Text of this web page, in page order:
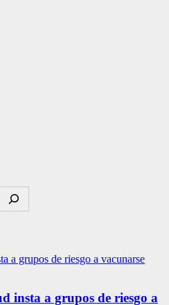
insta a grupos de riesgo a